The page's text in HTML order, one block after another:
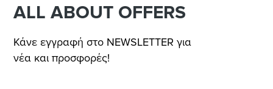
ALL ABOUT OFFERS
Κάνε εγγραφή στο NEWSLETTER για
νέα και προσφορές!